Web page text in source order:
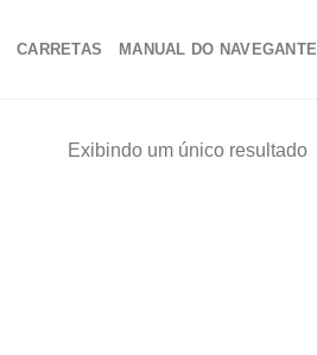
CARRETAS MANUAL DO NAVEGANTE
Exibindo um único resultado